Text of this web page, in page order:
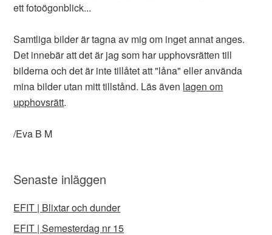
ett fotoögonblick...
Samtliga bilder är tagna av mig om inget annat anges.
Det innebär att det är jag som har upphovsrätten till
bilderna och det är inte tillåtet att "låna" eller använda
mina bilder utan mitt tillstånd. Läs även lagen om
upphovsrätt.
/Eva B M
Senaste inläggen
EFIT | Blixtar och dunder
EFIT | Semesterdag nr 15